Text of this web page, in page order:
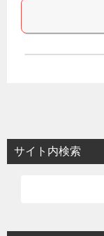
サイト内検索